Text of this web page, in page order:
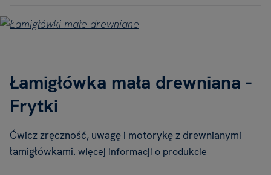
Łamigłówka mała drewniana -
Frytki
Ćwicz zręczność, uwagę i motorykę z drewnianymi
łamigłówkami. więcej informacji o produkcie